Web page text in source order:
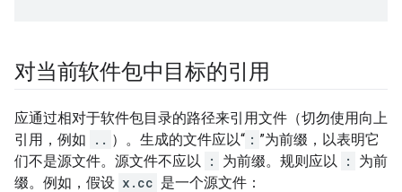
对当前软件包中目标的引用
应通过相对于软件包目录的路径来引用文件（切勿使用向上
引用，例如
.. ）。生成的文件应以“ : ”为前缀，以表明它
们不是源文件。源文件不应以
: 为前缀。规则应以 :
为前
缀。例如，假设 x.cc 是一个源文件：